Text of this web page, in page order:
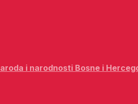
i narodnosti Bosne i